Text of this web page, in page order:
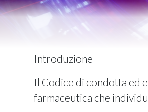
Introduzione
Il Codice di condotta ed
farmaceutica che